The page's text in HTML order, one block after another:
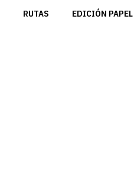
RUTAS EDICIÓN PAPEL